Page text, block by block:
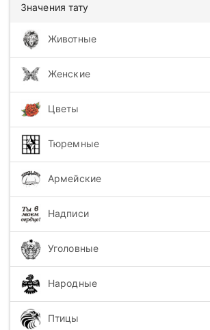
Значения тату
Животные
Женские
Цветы
Тюремные
Армейские
Надписи
Уголовные
Народные
Птицы